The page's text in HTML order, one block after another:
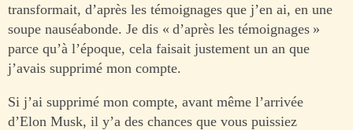
transformait, d’après les témoignages que j’en ai, en une
soupe nauséabonde. Je dis « d’après les témoignages »
parce qu’à l’époque, cela faisait justement un an que
j’avais supprimé mon compte.
Si j’ai supprimé mon compte, avant même l’arrivée
d’Elon Musk, il y’a des chances que vous puissiez